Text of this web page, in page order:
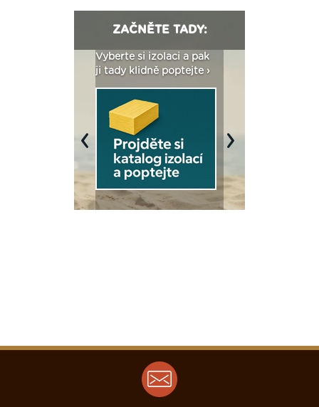
ZAČNĚTE TADY:
Vyberte si izolaci a pak
ji tady klidně poptejte ›
Previous Next